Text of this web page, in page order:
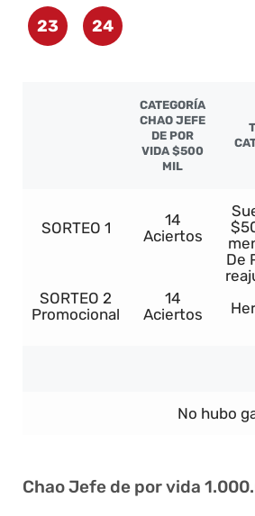
23 24
CATEGORÍA
CHAO JEFE
DE POR
VIDA $500
MIL
SORTEO 1
14
Aciertos
De
SORTEO 2
Promocional
14
Aciertos
No hubo
Chao Jefe de por vida